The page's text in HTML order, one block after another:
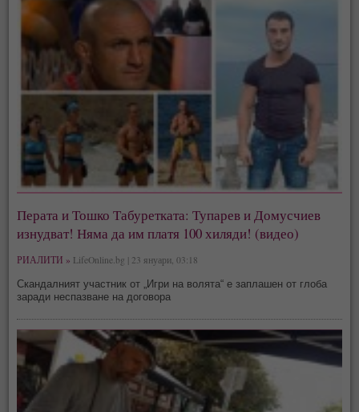
Перата и Тошко Табуретката: Тупарев и Домусчиев
изнудват! Няма да им платя 100 хиляди! (видео)
РИАЛИТИ » LifeOnline.bg | 23 януари, 03:18
Скандалният участник от „Игри на волята“ е заплашен от глоба
заради неспазване на договора